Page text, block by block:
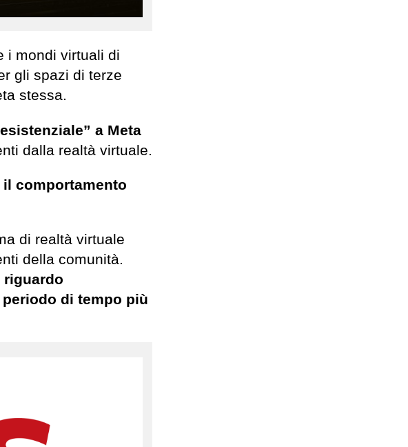
i mondi virtuali di
gli spazi di terze
stessa.
a Meta
dalla realtà virtuale.
comportamento
di realtà virtuale
della comunità.
riguardo
di tempo più